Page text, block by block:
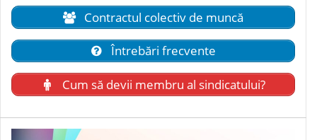
Contractul colectiv de muncă
Întrebări frecvente
Cum să devii membru al sindicatului?